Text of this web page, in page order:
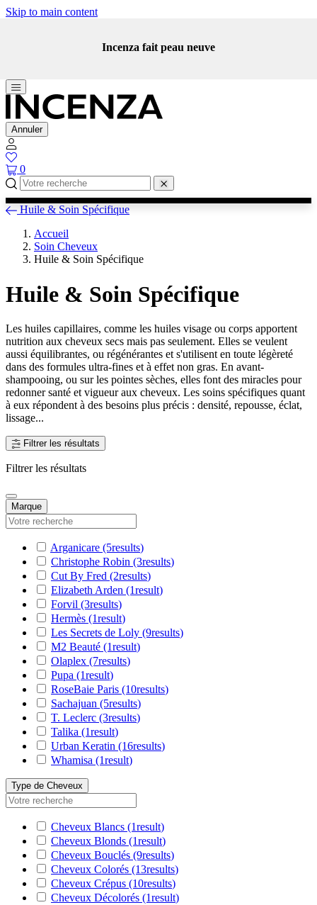
Skip to main content
Incenza fait peau neuve
Annuler
0
Huile & Soin Spécifique
Accueil
Soin Cheveux
Huile & Soin Spécifique
Huile & Soin Spécifique
Les huiles capillaires, comme les huiles visage ou corps apportent
nutrition aux cheveux secs mais pas seulement. Elles se veulent
aussi équilibrantes, ou régénérantes et s'utilisent en toute légèreté
dans des formules ultra-fines et à effet non gras. En avant-
shampooing, ou sur les pointes sèches, elles font des miracles pour
redonner santé et vigueur aux cheveux. Les soins spécifiques quant
à eux répondent à des besoins plus précis : densité, repousse, éclat,
lissage...
Filtrer les résultats
Filtrer les résultats
Marque
Arganicare (5results)
Christophe Robin (3results)
Cut By Fred (2results)
Elizabeth Arden (1result)
Forvil (3results)
Hermès (1result)
Les Secrets de Loly (9results)
M2 Beauté (1result)
Olaplex (7results)
Pupa (1result)
RoseBaie Paris (10results)
Sachajuan (5results)
T. Leclerc (3results)
Talika (1result)
Urban Keratin (16results)
Whamisa (1result)
Type de Cheveux
Cheveux Blancs (1result)
Cheveux Blonds (1result)
Cheveux Bouclés (9results)
Cheveux Colorés (13results)
Cheveux Crépus (10results)
Cheveux Décolorés (1result)